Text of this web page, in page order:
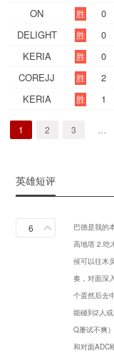
ON
胜 0
DELIGHT
胜 0
KERIA
胜 0
COREJJ
胜 2
KERIA
胜 1
1 2 3
英雄短评
6
巴德是我的
高地塔 2.吃
候可以往木
奏，对面深
个蛋然后去
能碰到2人
Q屡试不爽
和对面ADC